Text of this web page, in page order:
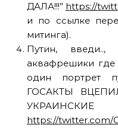
ДАЛА!!!” https://
и по ссылке
митинга).
Путин,
аквафрешики где
один портрет
ГОСАКТЫ
https://twitter.com/